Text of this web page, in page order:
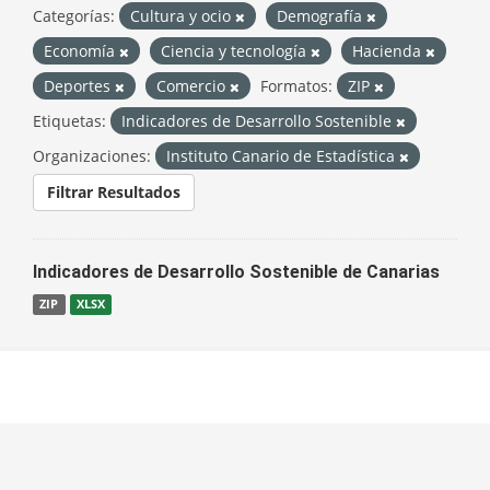
Categorías: Cultura y ocio
Demografía
Economía
Ciencia y tecnología
Hacienda
Deportes
Comercio Formatos:
ZIP
Etiquetas:
Indicadores de Desarrollo Sostenible
Organizaciones:
Instituto Canario de Estadística
Filtrar Resultados
Indicadores de Desarrollo Sostenible de Canarias
ZIP XLSX